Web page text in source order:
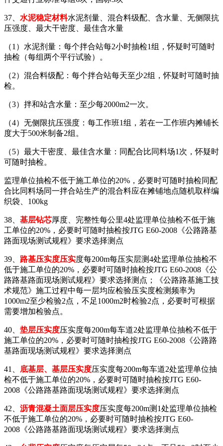
37、 水泥稳定材料水泥剂量、混合料级配、含水量、无侧限抗
压强度、最大干密度、最佳含水量
（1）水泥剂量：每个拌合站每2小时抽检1组，怀疑时可随时
抽检（每组两个平行试验）。
（2）混合料级配：每个拌合站每天至少2组，怀疑时可随时抽
检。
（3）拌和站含水量：至少每2000m2一次。
（4）无侧限抗压强度：每工作班1组，若在一工作班内摊铺长
度大于500米制备2组。
（5）最大干密度、最佳含水量：同配合比同料场1次，怀疑时
可随时抽检。
监理单位抽检不低于施工单位的20%，必要时可随时抽检同配
合比同料场同一拌合站生产的混合料应在摊铺地点随机取样编
织袋、100kg
38、 基层钻芯厚度、完整性每公里4处监理单位抽检不低于施
工单位的20%，必要时可随时抽检按JTG E60-2008《公路路基
路面现场测试规程》要求选择测点
39、 路基压实度压实度每200m每压实层测4处监理单位抽检不
低于施工单位的20%，必要时可随时抽检按JTG E60-2008《公
路路基路面现场测试规程》要求选择测点；《公路路基施工技
术规范》施工过程中每一层均应检验压实度检测频率为
1000m2至少检验2点，不足1000m2时检验2点，必要时可根据
需要增加检验点。
40、 垫层压实度压实度每200m每车道2处监理单位抽检不低于
施工单位的20%，必要时可随时抽检按JTG E60-2008《公路路
基路面现场测试规程》要求选择测点
41、 底基层、基层压实度压实度每200m每车道2处监理单位抽
检不低于施工单位的20%，必要时可随时抽检按JTG E60-
2008《公路路基路面现场测试规程》要求选择测点
42、 沥青混凝土面层压实度压实度每200m测1处监理单位抽检
不低于施工单位的20%，必要时可随时抽检按JTG E60-
2008《公路路基路面现场测试规程》要求选择测点